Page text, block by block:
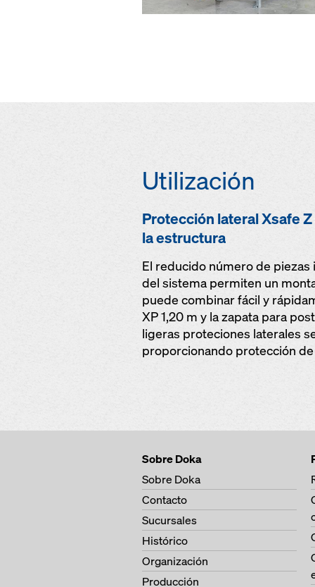
Utilización
Protección lateral Xsafe
la estructura
El reducido número de
del sistema permiten un
puede combinar fácil y
XP 1,20 m y la zapata para
ligeras proteciones laterales
proporcionando protección
Sobre Doka
Sobre Doka
Contacto
Sucursales
Histórico
Organización
Producción